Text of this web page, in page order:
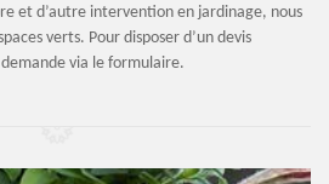
et d’autre intervention en jardinage, nous
verts. Pour disposer d’un devis
via le formulaire.